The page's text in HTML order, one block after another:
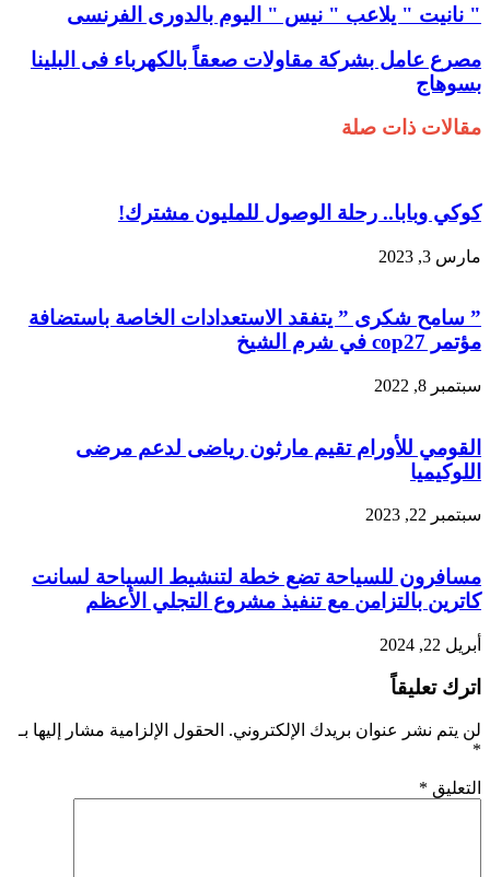
" نانيت " يلاعب " نيس " اليوم بالدورى الفرنسى
مصرع عامل بشركة مقاولات صعقاً بالكهرباء فى البلينا
بسوهاج
مقالات ذات صلة
كوكي وبابا.. رحلة الوصول للمليون مشترك!
مارس 3, 2023
” سامح شكرى ” يتفقد الاستعدادات الخاصة باستضافة
مؤتمر cop27 في شرم الشيخ
سبتمبر 8, 2022
القومي للأورام تقيم مارثون رياضى لدعم مرضى
اللوكيميا
سبتمبر 22, 2023
مسافرون للسياحة تضع خطة لتنشيط السياحة لسانت
كاترين بالتزامن مع تنفيذ مشروع التجلي الأعظم
أبريل 22, 2024
اترك تعليقاً
لن يتم نشر عنوان بريدك الإلكتروني. الحقول الإلزامية مشار إليها بـ
*
التعليق *